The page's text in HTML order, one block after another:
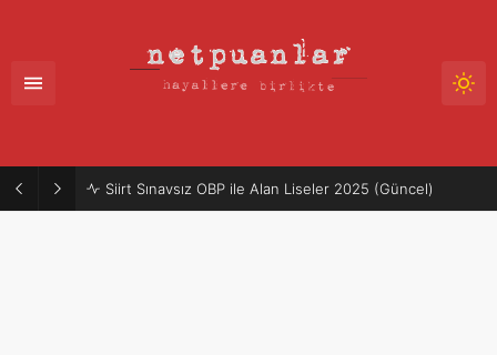
Siirt Sınavsız OBP ile Alan Liseler 2025 (Güncel)